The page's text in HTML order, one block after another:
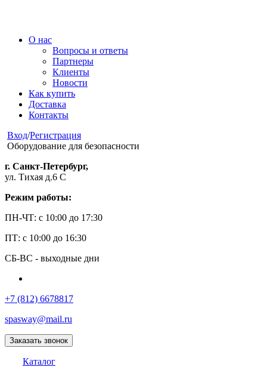
О нас
Вопросы и ответы
Партнеры
Клиенты
Новости
Как купить
Доставка
Контакты
Вход/Регистрация
Оборудование для безопасности
г. Санкт-Петербург,
ул. Тихая д.6 С
Режим работы:
ПН-ЧТ: с 10:00 до 17:30
ПТ: с 10:00 до 16:30
СБ-ВС - выходные дни
+7 (812) 6678817
spasway@mail.ru
Заказать звонок
Каталог